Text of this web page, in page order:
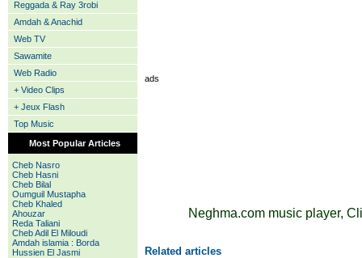
Reggada & Ray 3robi
Amdah & Anachid
Web TV
Sawamite
Web Radio
+ Video Clips
+ Jeux Flash
Top Music
Most Popular Articles
Cheb Nasro
Cheb Hasni
Cheb Bilal
Oumguil Mustapha
Cheb Khaled
Ahouzar
Reda Taliani
Cheb Adil El Miloudi
Amdah islamia : Borda
Hussien El Jasmi
ads
Neghma.com music player,
Related articles